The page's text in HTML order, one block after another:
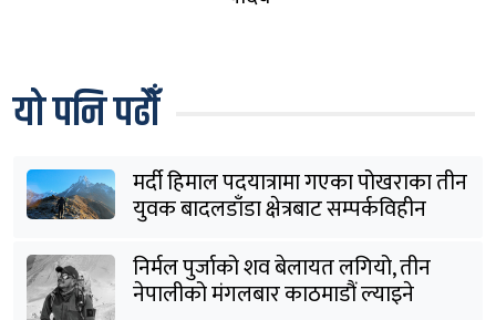
यो पनि पढौँ
मर्दी हिमाल पदयात्रामा गएका पोखराका तीन
युवक बादलडाँडा क्षेत्रबाट सम्पर्कविहीन
निर्मल पुर्जाको शव बेलायत लगियो, तीन
नेपालीको मंगलबार काठमाडौं ल्याइने